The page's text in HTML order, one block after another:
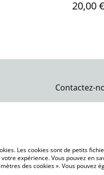
20,00 €
Contactez-
Les cookies sont de petits
expérience. Vous pouvez en
des cookies ». Vous pouvez